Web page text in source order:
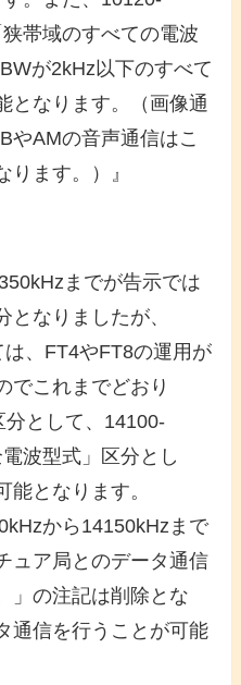
帯域のすべての電波
が2kHz以下のすべて
となります。（画像通
やAMの音声通信はこ
ります。）』
までが告示では
となりましたが、
、FT4やFT8の運用が
でこれまでどおり
分として、14100-
波型式」区分とし
能となります。
から14150kHzまで
ュア局とのデータ通信
」の注記は削除とな
通信を行うことが可能